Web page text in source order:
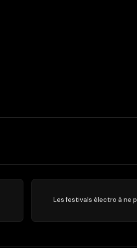
Les festivals électro à ne